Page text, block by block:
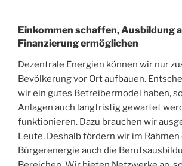
Einkommen schaffen, Ausbildung
Finanzierung ermöglichen
Dezentrale Energien können wir nur
Bevölkerung vor Ort aufbauen.
wir ein gutes Betreibermodel haben,
Anlagen auch langfristig gewartet
funktionieren. Dazu brauchen wir
Leute. Deshalb fördern wir im Rahmen
Bürgerenergie auch die